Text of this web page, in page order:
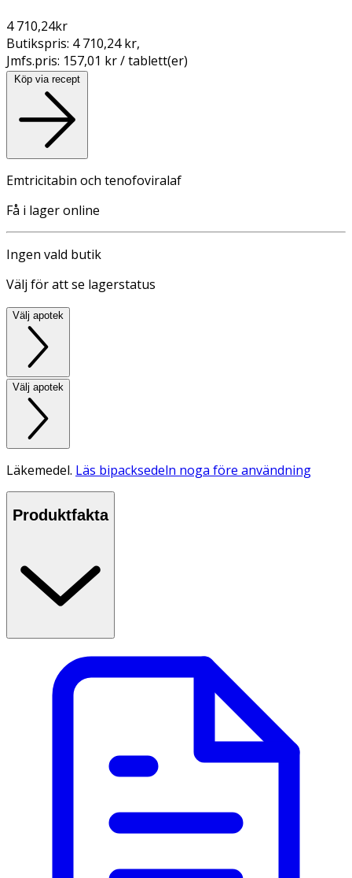
4 710,24kr
Butikspris: 4 710,24 kr,
Jmfs.pris: 157,01 kr / tablett(er)
Köp via recept
Emtricitabin och tenofoviralaf
Få i lager online
Ingen vald butik
Välj för att se lagerstatus
Välj apotek
Välj apotek
Läkemedel. Läs bipacksedeln noga före användning
Produktfakta